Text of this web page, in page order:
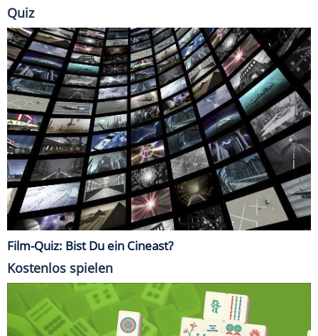
Quiz
Film-Quiz: Bist Du ein Cineast?
Kostenlos spielen